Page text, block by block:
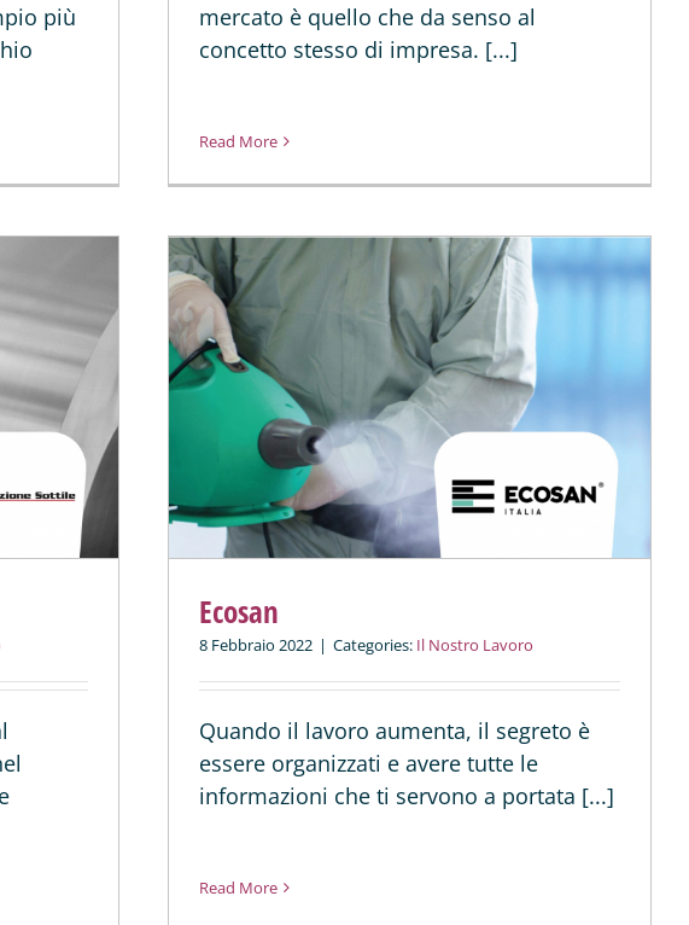
più
mercato è quello che da senso al
concetto stesso di impresa. [...]
Read More
Ecosan
8 Febbraio 2022 | Categories: Il Nostro Lavoro
Quando il lavoro aumenta, il segreto è
essere organizzati e avere tutte le
informazioni che ti servono a portata [...]
Read More